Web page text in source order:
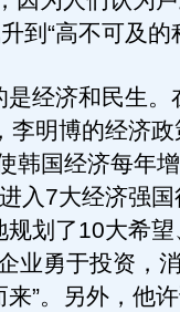
到“高不可及的
经济和民生。
李明博的经济
韩国经济每年
入7大经济强
划了10大希
业勇于投资，
”。另外，他